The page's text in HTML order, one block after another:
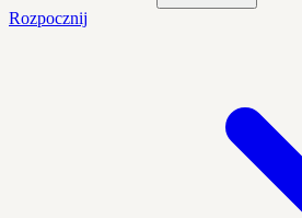
Rozpocznij